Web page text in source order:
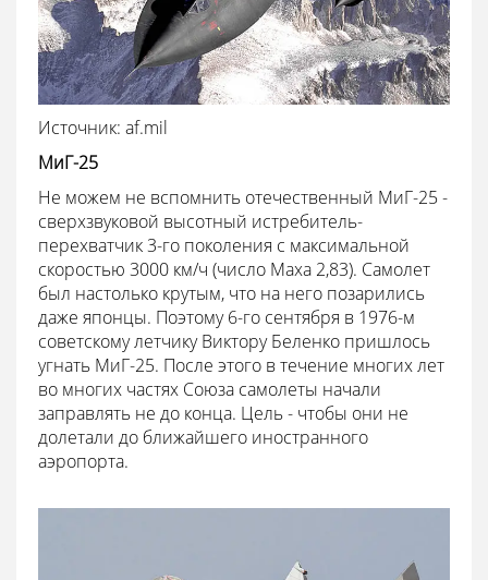
Источник: af.mil
МиГ-25
Не можем не вспомнить отечественный МиГ-25 -
сверхзвуковой высотный истребитель-
перехватчик 3-го поколения с максимальной
скоростью 3000 км/ч (число Маха 2,83). Самолет
был настолько крутым, что на него позарились
даже японцы. Поэтому 6-го сентября в 1976-м
советскому летчику Виктору Беленко пришлось
угнать МиГ-25. После этого в течение многих лет
во многих частях Союза самолеты начали
заправлять не до конца. Цель - чтобы они не
долетали до ближайшего иностранного
аэропорта.